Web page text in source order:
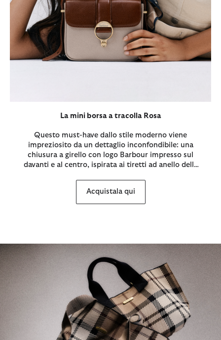
La mini borsa a tracolla Rosa
Questo must-have dallo stile moderno viene
impreziosito da un dettaglio inconfondibile: una
chiusura a girello con logo Barbour impresso sul
davanti e al centro, ispirata ai tiretti ad anello delle
Acquistala qui